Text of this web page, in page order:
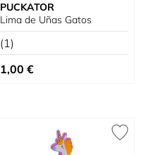
PUCKATOR
Lima de Uñas Gatos
(1)
1,00 €